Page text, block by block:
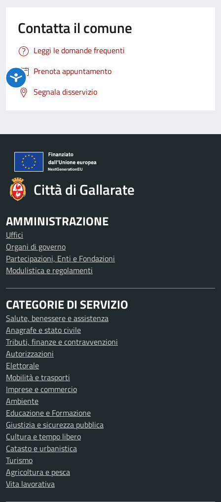
Contatta il comune
Leggi le domande frequenti
Prenota appuntamento
Segnala disservizio
Città di Gallarate
AMMINISTRAZIONE
Uffici
Organi di governo
Partecipazioni, Enti e Fondazioni
Modulistica e regolamenti
CATEGORIE DI SERVIZIO
Salute, benessere e assistenza
Anagrafe e stato civile
Tributi, finanze e contravvenzioni
Autorizzazioni
Elettorale
Mobilità e trasporti
Imprese e commercio
Ambiente
Educazione e Formazione
Giustizia e sicurezza pubblica
Cultura e tempo libero
Catasto e urbanistica
Turismo
Agricoltura e pesca
Vita lavorativa